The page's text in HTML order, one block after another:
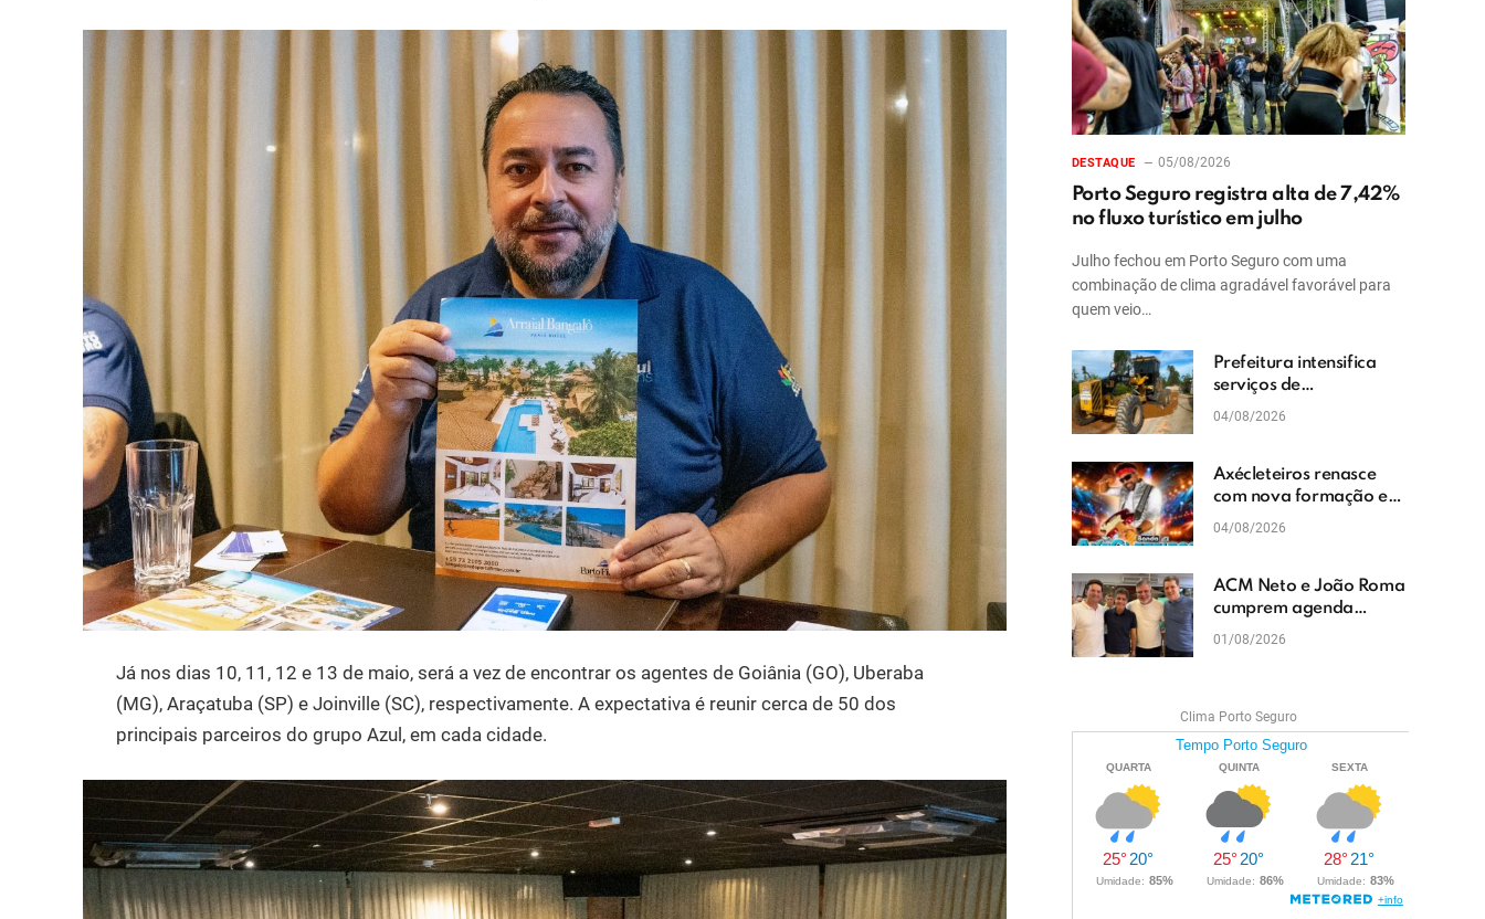
Já nos dias 10, 11, 12 e 13 de maio, será a vez de encontrar os agentes de Goiânia (GO), Uberaba
(MG), Araçatuba (SP) e Joinville (SC), respectivamente. A expectativa é reunir cerca de 50 dos
principais parceiros do grupo Azul, em cada cidade.
DESTAQUE 05/08/2026
Porto Seguro registra alta de 7,42%
no fluxo turístico em julho
Julho fechou em Porto Seguro com uma
combinação de clima agradável favorável para
quem veio…
Prefeitura intensifica
serviços de
patrolamento e
04/08/2026
Axécleteiros renasce
com nova formação e
promete agitar os
04/08/2026
ACM Neto e João Roma
cumprem agenda
política em Teixeira de
01/08/2026
Clima Porto Seguro